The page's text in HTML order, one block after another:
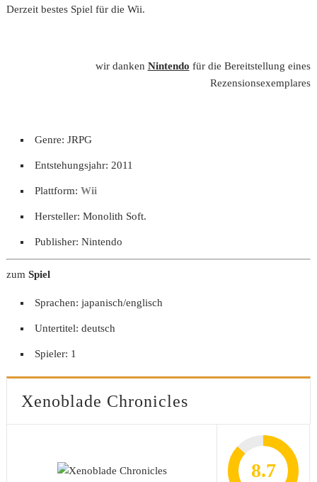
Derzeit bestes Spiel für die Wii.
wir danken Nintendo für die Bereitstellung eines
Rezensionsexemplares
Genre: JRPG
Entstehungsjahr: 2011
Plattform:Wii
Hersteller: Monolith Soft.
Publisher: Nintendo
zumSpiel
Sprachen: japanisch/englisch
Untertitel: deutsch
Spieler: 1
Xenoblade Chronicles
8.7